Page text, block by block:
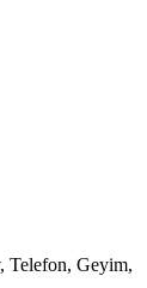
Telefon, Geyim,